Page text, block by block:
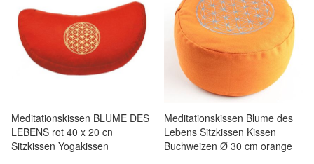
Meditationskissen BLUME DES
LEBENS rot 40 x 20 cn
Sitzkissen Yogakissen
Meditationskissen Blume des
Lebens Sitzkissen Kissen
Buchweizen Ø 30 cm orange